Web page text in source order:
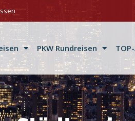
PKW Rundreisen